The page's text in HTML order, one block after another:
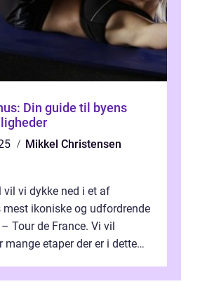
Din guide til byens
Mikkel Christensen
vil vi dykke ned i et af
mest ikoniske og udfordrende
Tour de France. Vi vil
mange etaper der er i dette